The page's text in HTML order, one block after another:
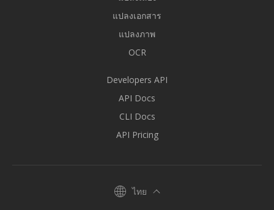
แปลงเอกสาร
แปลงภาพ
OCR
Developers API
API Docs
CLI Docs
API Pricing
ไทย